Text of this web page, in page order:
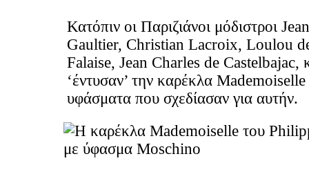
Κατόπιν οι Παριζιάνοι μόδιστροι
Gaultier, Christian Lacroix, Loulou
Falaise, Jean Charles de Castelbajac,
‘έντυσαν’ την καρέκλα Mademoiselle
υφάσματα που σχεδίασαν για αυτήν.